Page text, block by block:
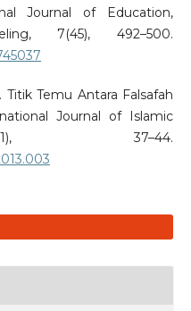
Journal of Education,
7(45), 492–500.
Titik Temu Antara Falsafah
Journal of Islamic
37–44.